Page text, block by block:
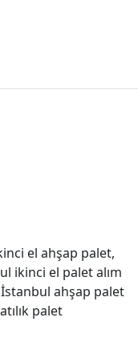
el ahşap palet,
ikinci el palet alım
ahşap palet
palet